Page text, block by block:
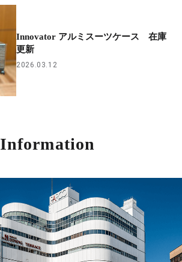
Innovator アルミスーツケース 在庫
更新
2026.03.12
Information